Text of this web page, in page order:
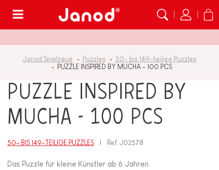
Janod Spielzeug Puzzles
50- bis 149-teilige Puzzles
PUZZLE INSPIRED BY MUCHA - 100 PCS
PUZZLE INSPIRED BY
MUCHA - 100 PCS
50- BIS 149-TEILIGE PUZZLES Ref.J02578
Das Puzzle für kleine Künstler ab 6 Jahren